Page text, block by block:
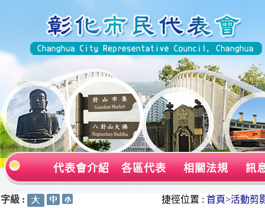
代表會介紹 各區代表 相關法規 訊
字級 : 捷徑位置 : 首頁>活動剪